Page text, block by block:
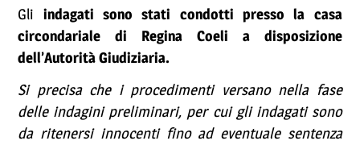
Gli indagati sono stati condotti presso la casa
circondariale di Regina Coeli a disposizione
dell’Autorità Giudiziaria.
Si precisa che i procedimenti versano nella fase
delle indagini preliminari, per cui gli indagati sono
da ritenersi innocenti fino ad eventuale sentenza